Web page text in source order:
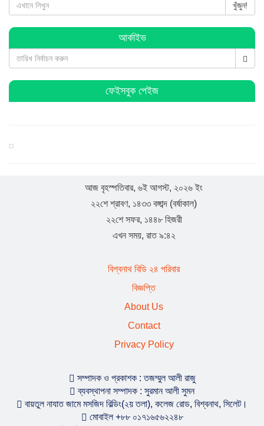
বিশ্বনাথে পূজা উদযাপন পরিষদের কমিটি গঠন : সভাপতি সুনিল
সামছুল ইসলাম
বিশ্বনাথে প্রবাসী বাবুল মিয়ার উদ্যোগে শতাধিক শিক্ষার্থীর মাঝে
শিক্ষা সামগ্রী বিতরণ
যুক্তরাজ্য ‘হাল ও ইস্ট রাইডিং’ যুবদলের পূর্ণাঙ্গ কমিটি : যুগ্ম
বিশ্বনাথের স্থানীয় রাজনীতিতে ইউপি চেয়ারম্যান দয়াল উদ্দিনের
অভিযোগ
বিদায় নিলেন সিলেটের ডিসি সারওয়ার আলম, ভারপ্রাপ্ত দায়িত্বে
পিংকি সাহা
খুঁজুন!
আর্কাইভ
ফেইসবুক পেইজ
আজ বৃহস্পতিবার, ৬ই আগস্ট, ২০২৬ ইং
২২শে শ্রাবণ, ১৪৩৩ বঙ্গাব্দ (বর্ষাকাল)
২২শে সফর, ১৪৪৮ হিজরী
এখন সময়, রাত ৯:৪২
বিশ্বনাথ বিডি ২৪ পরিবার
বিজ্ঞপ্তি
About Us
Contact
Privacy Policy
সম্পাদক ও প্রকাশক : তজম্মুল আলী রাজু
ব্যবস্থাপনা সম্পাদক : সুরমান আলী সুমন
বায়তুল নাযাত জামে মসজিদ বিল্ডিং(২য় তলা), কলেজ রোড, বিশ্বনাথ, সিলেট।
মোবাইল +৮৮ ০১৭১৬৫৬২২৪৮